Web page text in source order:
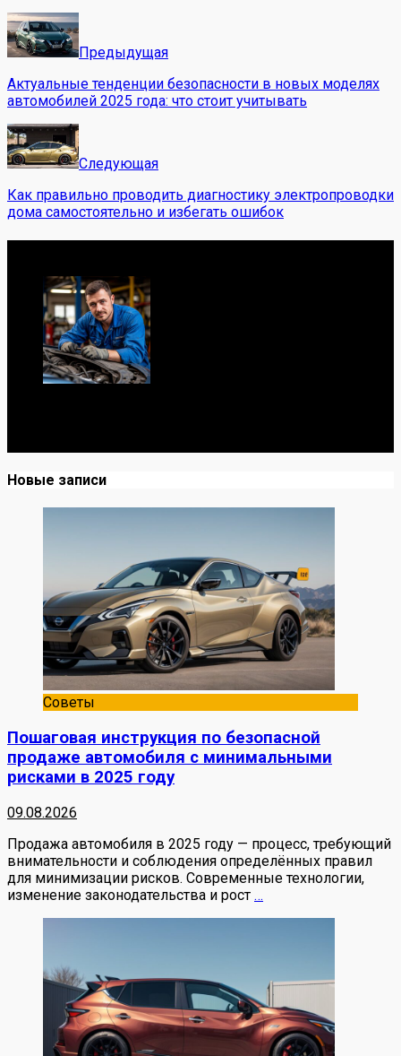
Предыдущая
Актуальные тенденции безопасности в новых моделях
автомобилей 2025 года: что стоит учитывать
Следующая
Как правильно проводить диагностику электропроводки
дома самостоятельно и избегать ошибок
Новые записи
Советы
Пошаговая инструкция по безопасной
продаже автомобиля с минимальными
рисками в 2025 году
09.08.2026
Продажа автомобиля в 2025 году — процесс, требующий
внимательности и соблюдения определённых правил
для минимизации рисков. Современные технологии,
изменение законодательства и рост …